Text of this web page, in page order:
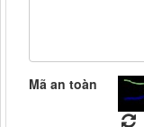
Mã an toàn